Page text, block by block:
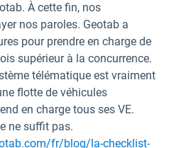
À cette fin, nos
nos paroles. Geotab a
pour prendre en charge de
supérieur à la concurrence.
télématique est vraiment
flotte de véhicules
en charge tous ses VE.
ne suffit pas.
fr/blog/la-checklist-